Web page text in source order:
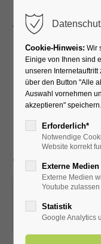
Gassen
Sellmann
15.07.2026, 10:00
ORT:
(GEGENÜBER
Cookie-Hinweis: Wir
Einige von Ihnen sind
unseren
über den Button "Alle
Auswahl vornehmen
akzeptieren" speichern.
Erforderlich*
Notwendige
Website korrekt
Externe Medien
Externe Medien
Youtube zulassen
Statistik
Google Analytics